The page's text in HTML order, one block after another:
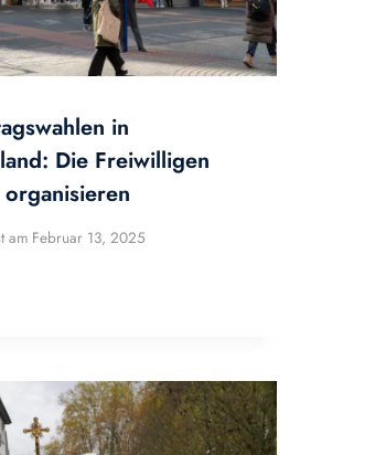
in
Die Freiwilligen
am Februar 13, 2025